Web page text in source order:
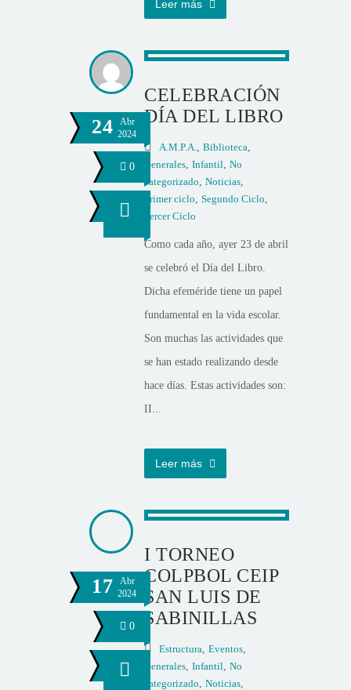
Leer más
24
Abr
2024
0
CELEBRACIÓN
DÍA DEL LIBRO
A.M.P.A., Biblioteca,
Generales, Infantil, No
categorizado, Noticias,
Primer ciclo, Segundo Ciclo,
Tercer Ciclo
Como cada año, ayer 23 de abril
se celebró el Día del Libro.
Dicha efeméride tiene un papel
fundamental en la vida escolar.
Son muchas las actividades que
se han estado realizando desde
hace días. Estas actividades son:
II...
Leer más
17
Abr
2024
0
I TORNEO
COLPBOL CEIP
SAN LUIS DE
SABINILLAS
Estructura, Eventos,
Generales, Infantil, No
categorizado, Noticias,